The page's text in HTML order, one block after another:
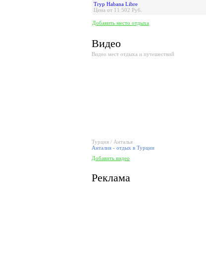
Tryp Habana Libre
Цена от 11 502 Руб.
Добавить место отдыха
Видео
Видео мест отдыха и путешествий
Турция / Анталья
Анталия - отдых в Турции
Добавить видео
Реклама